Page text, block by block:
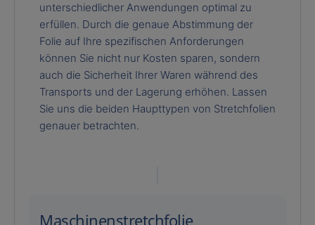
unterschiedlicher Anwendungen optimal zu
erfüllen. Durch die genaue Abstimmung der
Folie auf Ihre spezifischen Anforderungen
können Sie nicht nur Kosten sparen, sondern
auch die Sicherheit Ihrer Waren während des
Transports und der Lagerung erhöhen. Lassen
Sie uns die beiden Haupttypen von Stretchfolien
genauer betrachten.
Maschinenstretchfolie